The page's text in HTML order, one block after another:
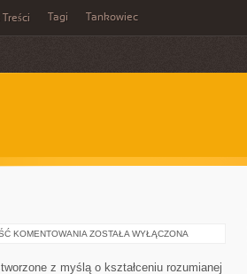
Tagi Tankowiec
KOMENTOWANIA MATERIAŁY
ZOSTAŁA WYŁĄCZONA
z myślą o kształceniu rozumianej